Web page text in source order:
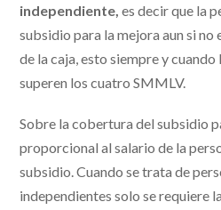
independiente,es decir que la
subsidio para la mejora aun si
de la caja, esto siempre y
superen los cuatro SMMLV.
Sobre la cobertura del subsidio
proporcional al salario de la
subsidio. Cuando se trata de
independientes solo se requiere